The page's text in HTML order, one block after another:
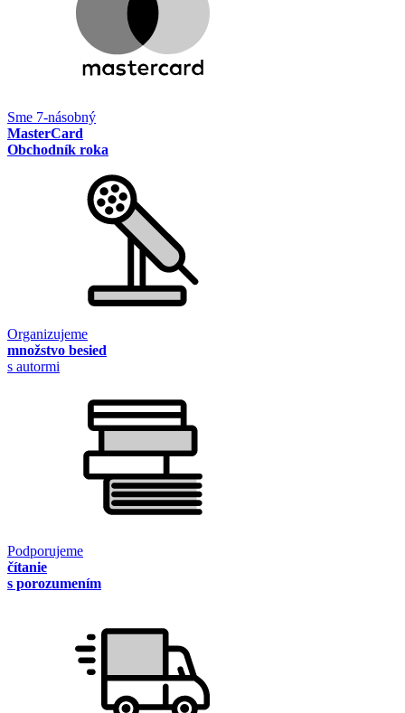
Sme 7-násobný
MasterCard
Obchodník roka
Organizujeme
množstvo besied
s autormi
Podporujeme
čítanie
s porozumením